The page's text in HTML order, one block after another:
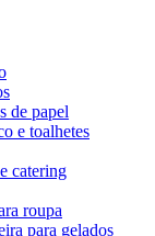
de papel
e toalhetes
catering
roupa
para gelados